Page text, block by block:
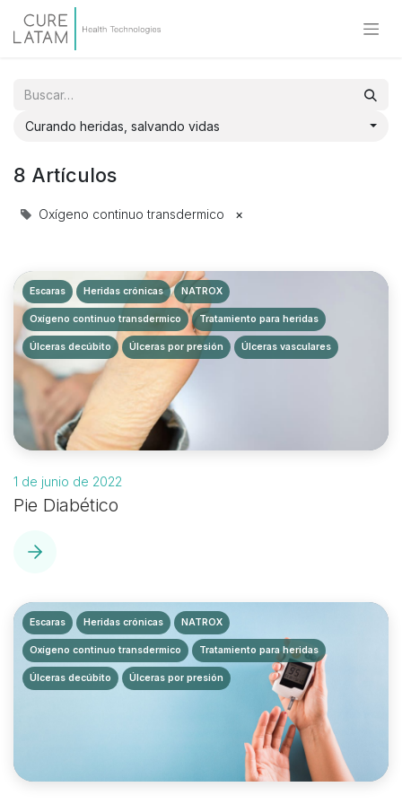
Curando heridas, salvando vidas
8 Artículos
Oxígeno continuo transdermico ×
Escaras Heridas crónicas NATROX
Oxígeno continuo transdermico Tratamiento para heridas
Úlceras decúbito Úlceras por presión Úlceras vasculares
1 de junio de 2022
Pie Diabético
Escaras Heridas crónicas NATROX
Oxígeno continuo transdermico Tratamiento para heridas
Úlceras decúbito Úlceras por presión